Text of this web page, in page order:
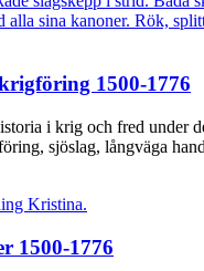
1500-1776
i krig och fred under
sjöslag, långväga
1500-1776